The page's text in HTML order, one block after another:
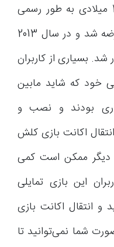
بازی کلش آو کلنز در سال 2012 میلادی به طور رسمی
برای سیستم عامل آی او اس عرضه شد و در سال 2013
شد. بسیاری از کاربران
خود که شاید مابین
تا 2013 خریداری بودند و نصب و
انتقال اکانت بازی کلش
ممکن است کمی
این بازی تمایلی
انتقال اکانت بازی
شما نمی‌توانید تا